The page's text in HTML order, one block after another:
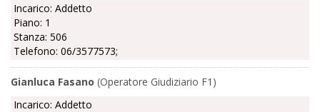
Incarico: Addetto
Piano: 1
Stanza: 506
Telefono: 06/3577573;
Gianluca Fasano (Operatore Giudiziario F1)
Incarico: Addetto